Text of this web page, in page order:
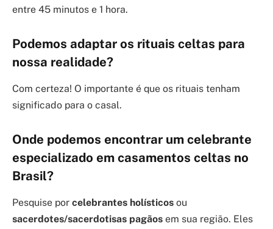
entre 45 minutos e 1 hora.
Podemos adaptar os rituais celtas para
nossa realidade?
Com certeza! O importante é que os rituais tenham
significado para o casal.
Onde podemos encontrar um celebrante
especializado em casamentos celtas no
Brasil?
Pesquise por celebrantes holísticos ou
sacerdotes/sacerdotisas pagãos em sua região. Eles